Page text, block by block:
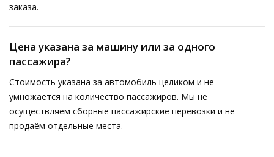
заказа.
Цена указана за машину или за одного
пассажира?
Стоимость указана за автомобиль целиком и не
умножается на количество пассажиров. Мы не
осуществляем сборные пассажирские перевозки и не
продаём отдельные места.